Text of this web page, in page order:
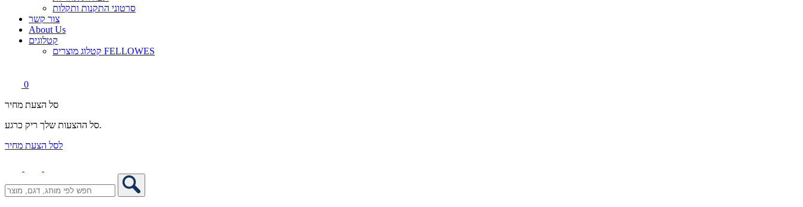
סרטוני התקנות ותקלות
צור קשר
About Us
קטלוגים
קטלוג מוצרים FELLOWES
0
סל הצעת מחיר
סל ההצעות שלך ריק כרגע.
לסל הצעת מחיר